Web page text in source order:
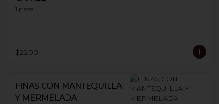
1 pieza.
$25.00
FINAS CON MANTEQUILLA
Y MERMELADA